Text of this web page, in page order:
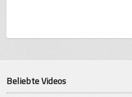
Beliebte Videos